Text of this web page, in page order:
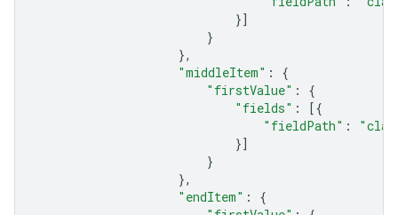
}]
}
},
"middleItem" :
{
"firstValue" :
{
"fields" :
[{
"fieldPath" :
}]
}
},
"endItem" :
{